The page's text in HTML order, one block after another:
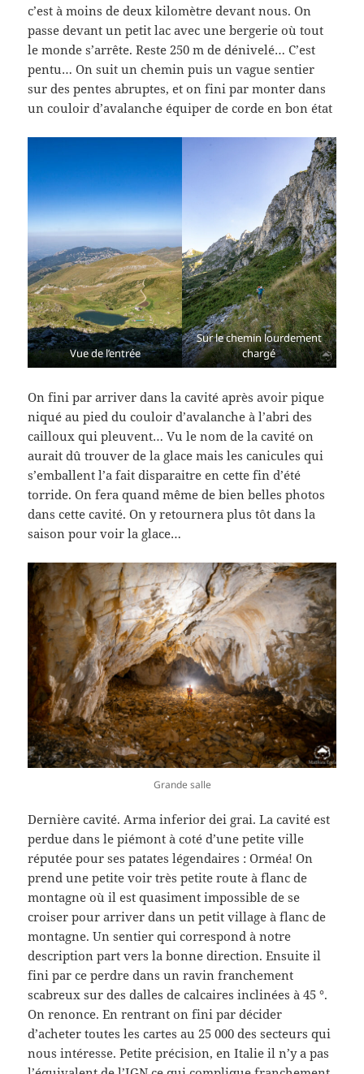
c’est à moins de deux kilomètre devant nous. On
passe devant un petit lac avec une bergerie où tout
le monde s’arrête. Reste 250 m de dénivelé… C’est
pentu… On suit un chemin puis un vague sentier
sur des pentes abruptes, et on fini par monter dans
un couloir d’avalanche équiper de corde en bon état
Vue de l’entrée
Sur le chemin lourdement
chargé
On fini par arriver dans la cavité après avoir pique
niqué au pied du couloir d’avalanche à l’abri des
cailloux qui pleuvent… Vu le nom de la cavité on
aurait dû trouver de la glace mais les canicules qui
s’emballent l’a fait disparaitre en cette fin d’été
torride. On fera quand même de bien belles photos
dans cette cavité. On y retournera plus tôt dans la
saison pour voir la glace…
Grande salle
Dernière cavité. Arma inferior dei grai. La cavité est
perdue dans le piémont à coté d’une petite ville
réputée pour ses patates légendaires : Orméa! On
prend une petite voir très petite route à flanc de
montagne où il est quasiment impossible de se
croiser pour arriver dans un petit village à flanc de
montagne. Un sentier qui correspond à notre
description part vers la bonne direction. Ensuite il
fini par ce perdre dans un ravin franchement
scabreux sur des dalles de calcaires inclinées à 45 °.
On renonce. En rentrant on fini par décider
d’acheter toutes les cartes au 25 000 des secteurs qui
nous intéresse. Petite précision, en Italie il n’y a pas